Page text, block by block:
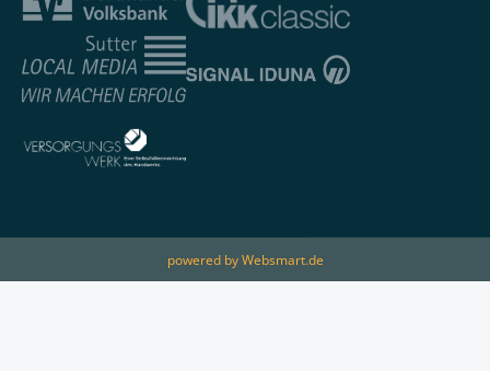
powered by Websmart.de